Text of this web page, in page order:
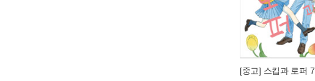
[중고] 스킵과 로퍼 7